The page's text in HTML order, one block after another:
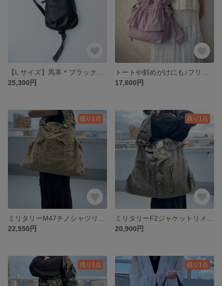
25,300円
17,600円
残り1点
22,550円
残り1点
20,900円
残り1点 残り1点